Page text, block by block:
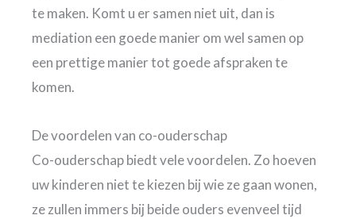
te maken. Komt u er samen niet uit, dan is
mediation een goede manier om wel samen op
een prettige manier tot goede afspraken te
komen.
De voordelen van co-ouderschap
Co-ouderschap biedt vele voordelen. Zo hoeven
uw kinderen niet te kiezen bij wie ze gaan wonen,
ze zullen immers bij beide ouders evenveel tijd